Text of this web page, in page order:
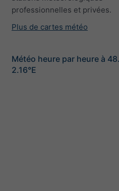
professionnelles et privées.
Plus de cartes météo
Météo heure par heure à
2.16°E